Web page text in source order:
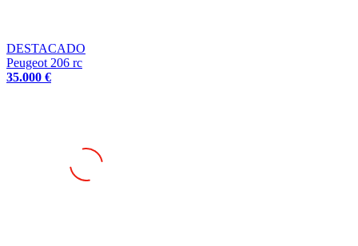
DESTACADO
Peugeot 206 rc
35.000 €